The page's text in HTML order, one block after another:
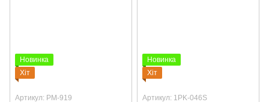
Новинка
Хіт
Артикул: PM-919
Новинка
Хіт
Артикул: 1PK-046S